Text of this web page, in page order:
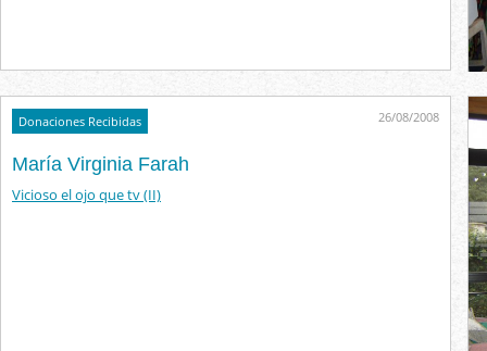
Donaciones Recibidas 26/08/2008
María Virginia Farah
Vicioso el ojo que tv (II)